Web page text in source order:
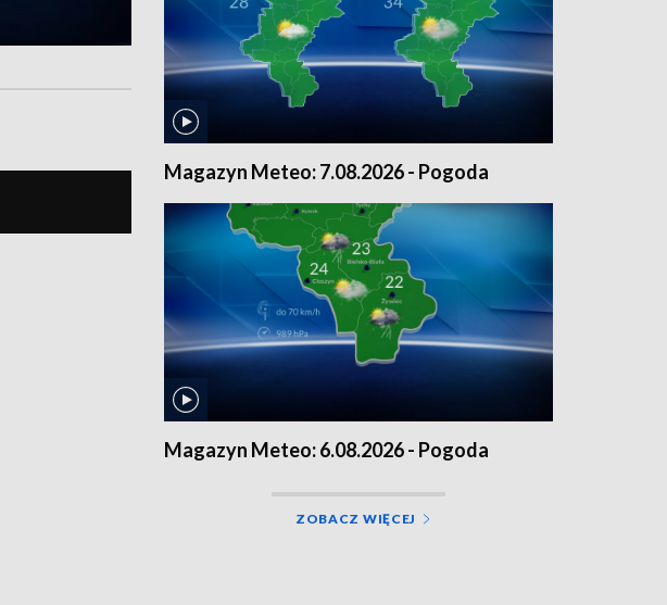
Magazyn Meteo: 7.08.2026 - Pogoda
Magazyn Meteo: 6.08.2026 - Pogoda
ZOBACZ WIĘCEJ